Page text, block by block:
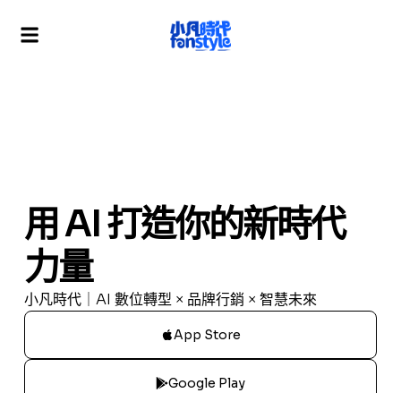
用 AI 打造你的新時代
力量
小凡時代｜AI 數位轉型 × 品牌行銷 × 智慧未來
App Store
Google Play